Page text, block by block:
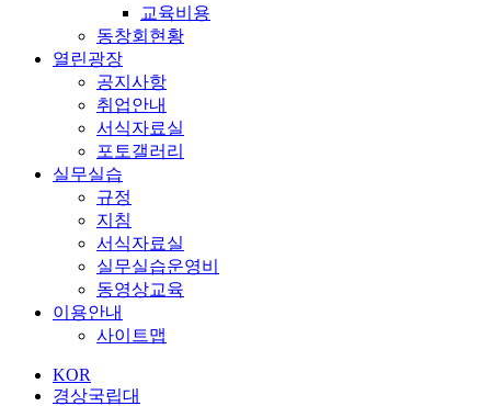
교육비용
동창회현황
열린광장
공지사항
취업안내
서식자료실
포토갤러리
실무실습
규정
지침
서식자료실
실무실습운영비
동영상교육
이용안내
사이트맵
KOR
경상국립대